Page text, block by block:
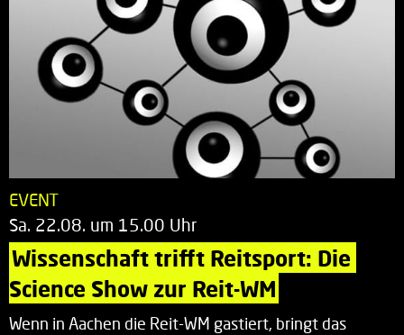
EVENT
Sa. 22.08. um 15.00 Uhr
Wissenschaft trifft Reitsport: Die
Science Show zur Reit-WM
Wenn in Aachen die Reit-WM gastiert, bringt das